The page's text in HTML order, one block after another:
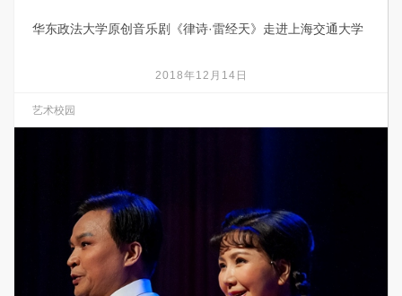
华东政法大学原创音乐剧《律诗·雷经天》走进上海交通大学
2018年12月14日
艺术校园